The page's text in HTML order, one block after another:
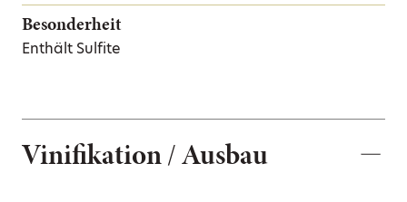
Besonderheit
Enthält Sulfite
Vinifikation / Ausbau